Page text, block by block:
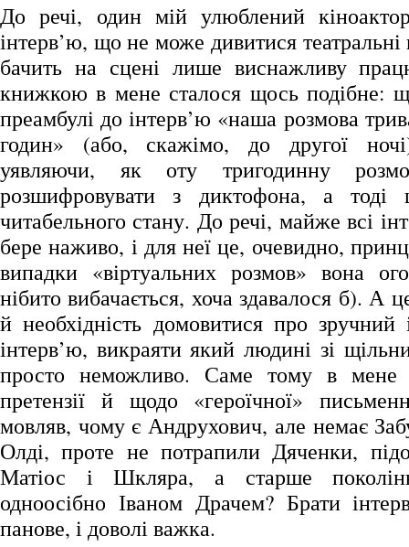
До речі, один мій улюблений
інтерв’ю, що не може дивитися театральні
бачить на сцені лише виснажливу
книжкою в мене сталося щось подібне:
преамбулі до інтерв’ю «наша розмова
годин» (або, скажімо, до другої
уявляючи, як оту тригодинну
розшифровувати з диктофона, а
читабельного стану. До речі, майже всі
бере наживо, і для неї це, очевидно,
випадки «віртуальних розмов» вона
нібито вибачається, хоча здавалося б). А
й необхідність домовитися про
інтерв’ю, викраяти який людині зі
просто неможливо. Саме тому в
претензії й щодо «героїчної»
мовляв, чому є Андрухович, але немає
Олді, проте не потрапили Дяченки,
Матіос і Шкляра, а старше
одноосібно Іваном Драчем? Брати
панове, і доволі важка.